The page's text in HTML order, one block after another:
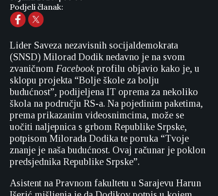
Podjeli članak:
Lider Saveza nezavisnih socijaldemokrata
(SNSD) Milorad Dodik nedavno je na svom
zvaničnom Facebook profilu objavio kako je, u
sklopu projekta “Bolje škole za bolju
budućnost”, podijeljena IT oprema za nekoliko
škola na području RS-a. Na pojedinim paketima,
prema prikazanim videosnimcima, može se
uočiti naljepnica s grbom Republike Srpske,
potpisom Milorada Dodika te poruka “Tvoje
znanje je naša budućnost. Ovaj računar je poklon
predsjednika Republike Srpske”.
Asistent na Pravnom fakultetu u Sarajevu Harun